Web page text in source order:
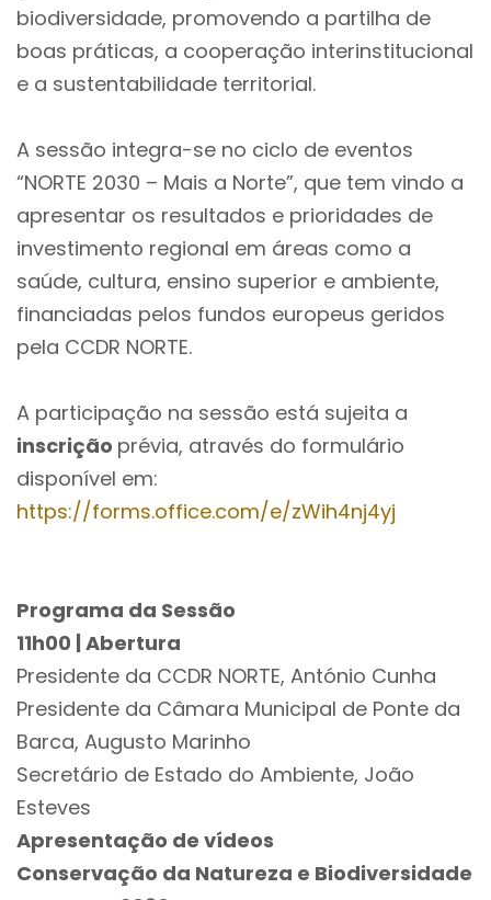
biodiversidade, promovendo a partilha de
boas práticas, a cooperação interinstitucional
e a sustentabilidade territorial.
A sessão integra-se no ciclo de eventos
“NORTE 2030 – Mais a Norte”, que tem vindo a
apresentar os resultados e prioridades de
investimento regional em áreas como a
saúde, cultura, ensino superior e ambiente,
financiadas pelos fundos europeus geridos
pela CCDR NORTE.
A participação na sessão está sujeita a
inscrição prévia, através do formulário
disponível em:
https://forms.office.com/e/zWih4nj4yj
Programa da Sessão
11h00 | Abertura
Presidente da CCDR NORTE, António Cunha
Presidente da Câmara Municipal de Ponte da
Barca, Augusto Marinho
Secretário de Estado do Ambiente, João
Esteves
Apresentação de vídeos
Conservação da Natureza e Biodiversidade